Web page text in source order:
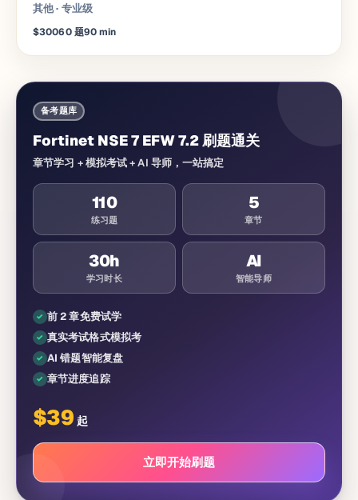
其他· 专业级
$30060 题90min
备考题库
Fortinet NSE 7 EFW 7.2 刷题通关
章节学习 + 模拟考试 + AI 导师，一站搞定
110
练习题
5
章节
30h
学习时长
AI
智能导师
前 2 章免费试学
真实考试格式模拟考
AI 错题智能复盘
章节进度追踪
$39 起
立即开始刷题